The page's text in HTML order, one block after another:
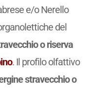
e/o Nerello
del
o riserva
. Il profilo olfattivo
stravecchio o